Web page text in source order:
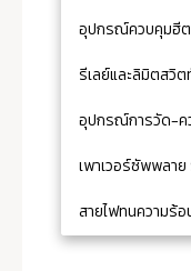
อุปกรณ์ควบคุมฮี
รีเลย์และลิมิตสวิ
อุปกรณ์การวัด-ค
เพาเวอร์ซัพพลา
สายไฟทนความร้